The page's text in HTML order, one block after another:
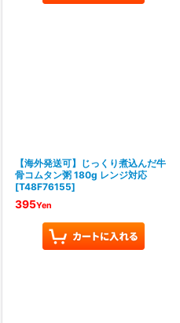
【海外発送可】じっくり煮込んだ牛
骨コムタン粥 180g レンジ対応
[T48F76155]
395Yen